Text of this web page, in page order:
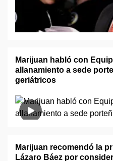
Marijuan habló con
allanamiento a sede
geriátricos
Marijuan recomendó la
Lázaro Báez por